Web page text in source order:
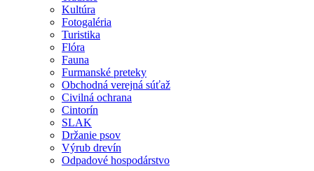
Kultúra
Fotogaléria
Turistika
Flóra
Fauna
Furmanské preteky
Obchodná verejná súťaž
Civilná ochrana
Cintorín
SLAK
Držanie psov
Výrub drevín
Odpadové hospodárstvo